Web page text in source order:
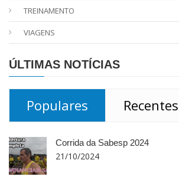
TREINAMENTO
VIAGENS
ÚLTIMAS NOTÍCIAS
Populares Recentes
Corrida da Sabesp 2024
21/10/2024